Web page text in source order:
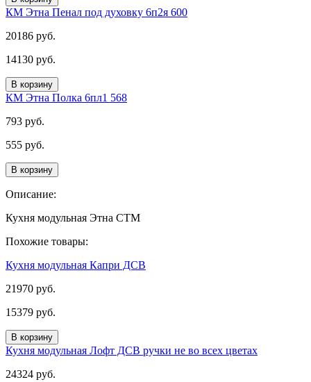
КМ Этна Пенал под духовку 6п2я 600
20186 руб.
14130 руб.
В корзину
КМ Этна Полка 6пл1 568
793 руб.
555 руб.
В корзину
Описание:
Кухня модульная Этна СТМ
Похожие товары:
Кухня модульная Капри ДСВ
21970 руб.
15379 руб.
В корзину
Кухня модульная Лофт ДСВ ручки не во всех цветах
24324 руб.